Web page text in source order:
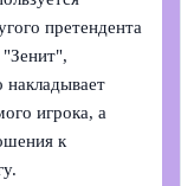
претендента
игрока, а
к